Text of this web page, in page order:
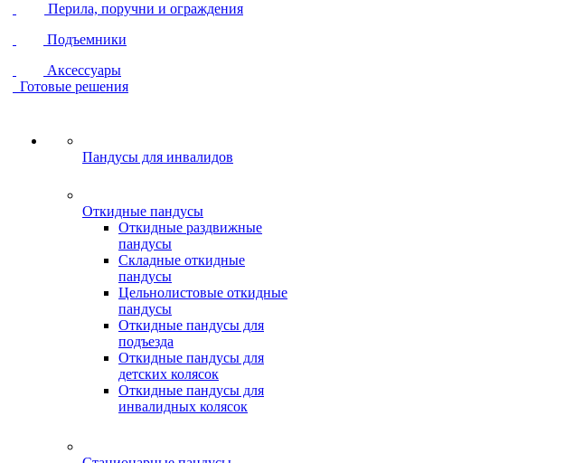
Перила, поручни и ограждения
Подъемники
Аксессуары
Готовые решения
Пандусы для инвалидов
Откидные пандусы
Откидные раздвижные
пандусы
Складные откидные
пандусы
Цельнолистовые откидные
пандусы
Откидные пандусы для
подъезда
Откидные пандусы для
детских колясок
Откидные пандусы для
инвалидных колясок